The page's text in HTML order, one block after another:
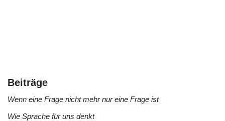
Beiträge
Wenn eine Frage nicht mehr nur eine Frage ist
Wie Sprache für uns denkt